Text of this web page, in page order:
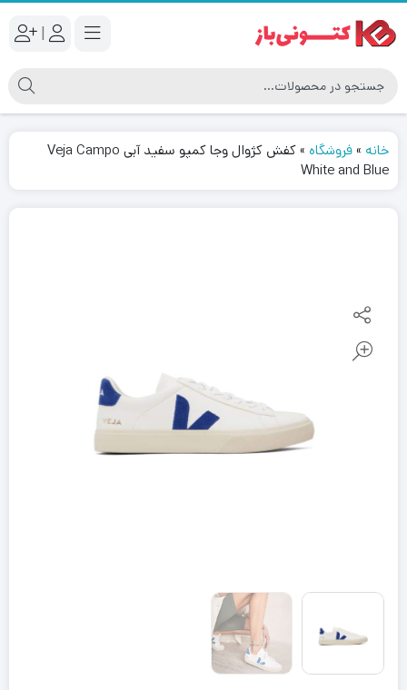
|
خانه »فروشگاه »
کفش کژوال وجا کمپو سفید آبی Veja Campo
White and Blue